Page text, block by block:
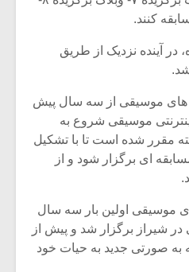
کنند.
آینده نزدیک از طریق
های موسیقی از سه سال پیش
موسیقی شروع به
مقرر شده است تا با تشکیل
ای برگزار شود و از
موسیقی اولین بار سه سال
شیراز برگزار شد و پیش از
به صورتی جدید به حیات خود